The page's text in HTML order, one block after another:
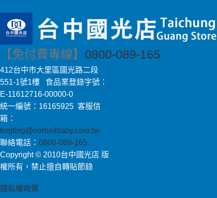
【免付費專線】 0800-089-165
412台中市大里區國光路二段
551-1號1樓 食品業登錄字號：
E-11612716-00000-0
統一編號：16165925 客服信
箱：
tingting@norbeilbaby.com.tw
聯絡電話： 0800-089-165
Copyright © 2010台中國光店 版
權所有，禁止擅自轉貼節錄
隱私權政策